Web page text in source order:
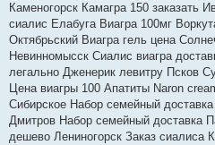
Каменогорск Камагра 150 заказать
сиалис Елабуга Виагра 100мг
Октябрьский Виагра гель цена
Невинномысск Сиалис виагра
легально Дженерик левитру Псков
Цена виагры 100 Апатиты Naron
Сибирское Набор семейный
Дмитров Набор семейный доставка
дешево Лениногорск Заказ сиалиса